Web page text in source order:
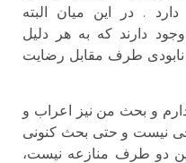
. در این میان البته
دارند که به هر دلیل
نابودی طرف مقابل رضایت
و بحث من نیز اعراب و
نیست و حتی بحث کنونی
دو طرف منازعه نیست،